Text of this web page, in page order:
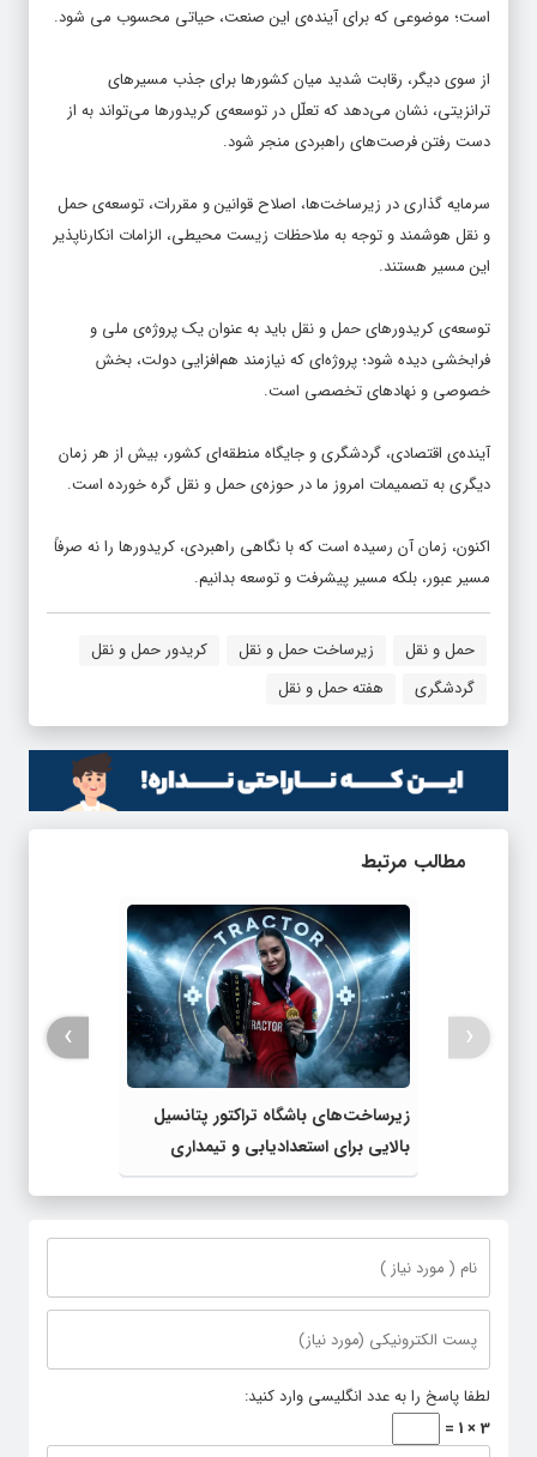
است؛ موضوعی که برای آینده‌ی این صنعت، حیاتی محسوب می شود.
از سوی دیگر، رقابت شدید میان کشورها برای جذب مسیرهای
ترانزیتی، نشان می‌دهد که تعلّل در توسعه‌ی کریدورها می‌تواند به از
دست رفتن فرصت‌های راهبردی منجر شود.
سرمایه گذاری در زیرساخت‌ها، اصلاح قوانین و مقررات، توسعه‌ی حمل
و نقل هوشمند و توجه به ملاحظات زیست محیطی، الزامات انکارناپذیر
این مسیر هستند.
توسعه‌ی کریدورهای حمل و نقل باید به عنوان یک پروژه‌ی ملی و
فرابخشی دیده شود؛ پروژه‌ای که نیازمند هم‌افزایی دولت، بخش
خصوصی و نهادهای تخصصی است.
آینده‌ی اقتصادی، گردشگری و جایگاه منطقه‌ای کشور، بیش از هر زمان
دیگری به تصمیمات امروز ما در حوزه‌ی حمل و نقل گره خورده است.
اکنون، زمان آن رسیده است که با نگاهی راهبردی، کریدورها را نه صرفاً
مسیر عبور، بلکه مسیر پیشرفت و توسعه بدانیم.
حمل و نقل زیرساخت حمل و نقل
کریدور حمل و نقل
گردشگری
هفته حمل و نقل
مطالب مرتبط
زیرساخت‌های باشگاه تراکتور پتانسیل
بالایی برای استعدادیابی و تیمداری
ورزش بانوان دارد
‹
›
لطفا پاسخ را به عدد انگلیسی وارد کنید:
3 × 1 =